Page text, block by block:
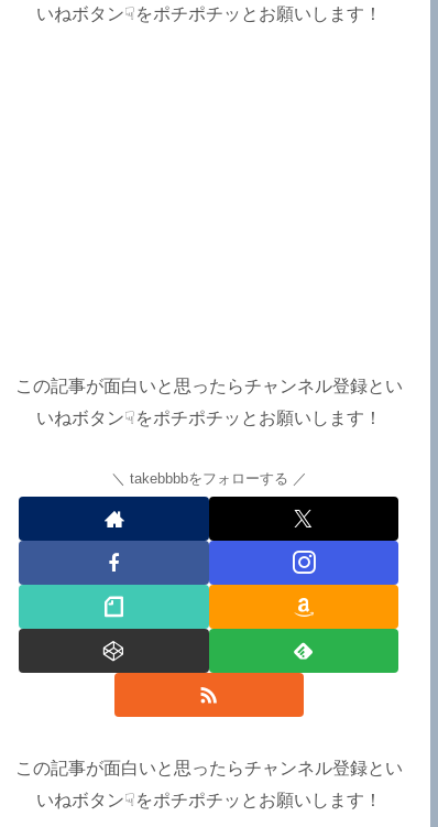
よ！～しながわロックラジオ
いねボタン☟をポチポチッとお願いします！
この記事が面白いと思ったらチャンネル登録とい
いねボタン☟をポチポチッとお願いします！
takebbbbをフォローする
この記事が面白いと思ったらチャンネル登録とい
いねボタン☟をポチポチッとお願いします！